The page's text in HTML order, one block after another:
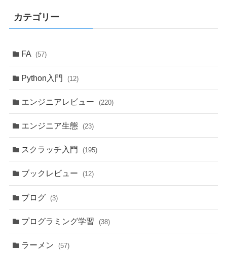
カテゴリー
FA (57)
Python入門 (12)
エンジニアレビュー (220)
エンジニア生態 (23)
スクラッチ入門 (195)
ブックレビュー (12)
ブログ (3)
プログラミング学習 (38)
ラーメン (57)